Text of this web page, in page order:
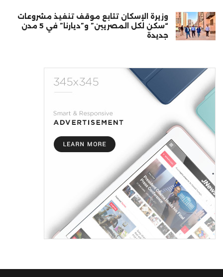
وزيرة الإسكان تتابع موقف تنفيذ مشروعات
“سكن لكل المصريين” و”ديارنا” في 5 مدن
جديدة